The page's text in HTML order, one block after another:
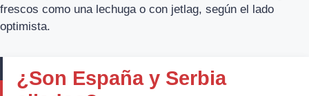
frescos como una lechuga o con jetlag, según el lado
optimista.
¿Son España y Serbia